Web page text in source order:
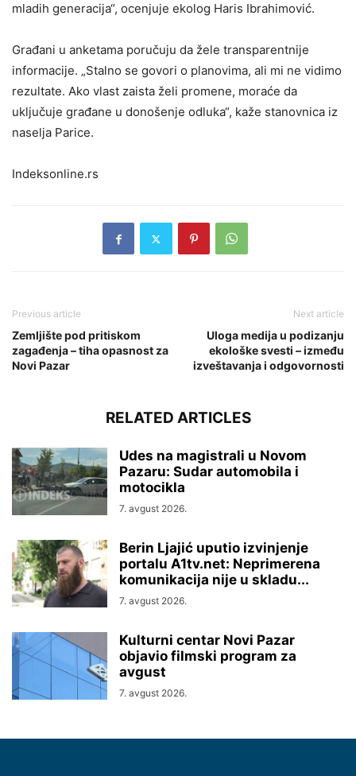
mladih generacija“, ocenjuje ekolog Haris Ibrahimović.
Građani u anketama poručuju da žele transparentnije
informacije. „Stalno se govori o planovima, ali mi ne vidimo
rezultate. Ako vlast zaista želi promene, moraće da
uključuje građane u donošenje odluka“, kaže stanovnica iz
naselja Parice.
Indeksonline.rs
Previous article
Zemljište pod pritiskom
zagađenja – tiha opasnost za
Novi Pazar
Next article
Uloga medija u podizanju
ekološke svesti – između
izveštavanja i odgovornosti
RELATED ARTICLES
Udes na magistrali u Novom
Pazaru: Sudar automobila i
motocikla
7. avgust 2026.
Berin Ljajić uputio izvinjenje
portalu A1tv.net: Neprimerena
komunikacija nije u skladu...
7. avgust 2026.
Kulturni centar Novi Pazar
objavio filmski program za
avgust
7. avgust 2026.